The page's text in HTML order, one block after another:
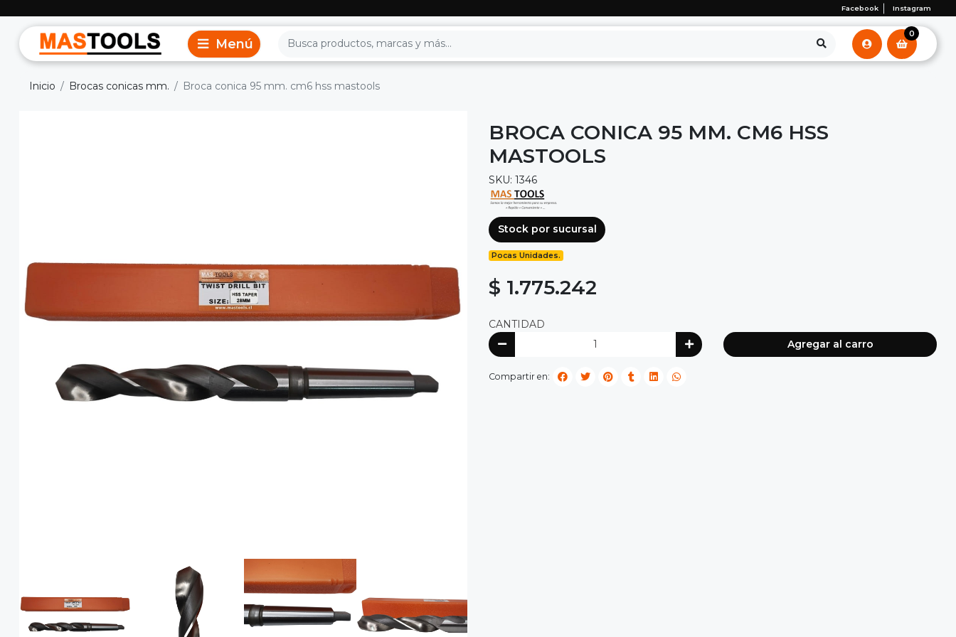
Facebook Instagram
0
Inicio Brocas conicas mm. Broca conica 95 mm. cm6 hss mastools
BROCA CONICA 95 MM. CM6 HSS
MASTOOLS
SKU: 1346
Stock por sucursal
Pocas Unidades.
$ 1.775.242
CANTIDAD
Agregar al carro
Compartir en: